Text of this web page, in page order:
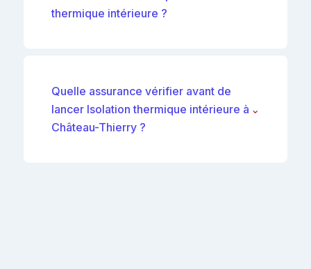
thermique intérieure ?
Quelle assurance vérifier avant de
lancer Isolation thermique intérieure à
Château-Thierry ?
⌄